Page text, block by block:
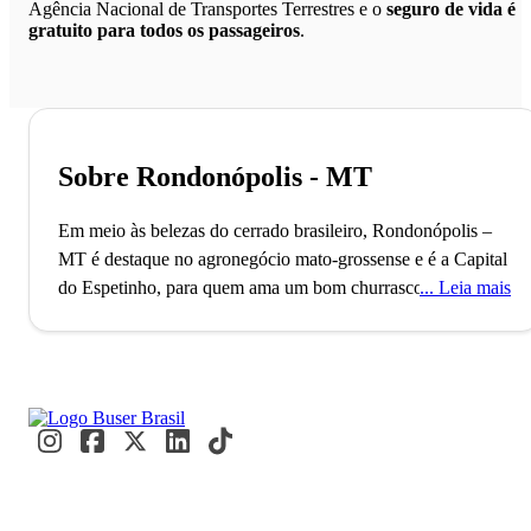
Agência Nacional de Transportes Terrestres e o seguro de vida é
gratuito para todos os passageiros.
Sobre Rondonópolis - MT
Em meio às belezas do cerrado brasileiro, Rondonópolis –
MT é destaque no agronegócio mato-grossense e é a Capital
do Espetinho, para quem ama um bom churrasco.A cidade
fundado no ano de 1915 e já foi o 3º mais populoso depois
da capital Cuiabá e da cidade de Várzea Grande. A
Leia mais